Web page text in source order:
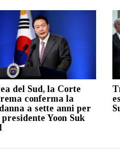
del Sud, la Corte
conferma la
a sette anni per
presidente Yoon Suk